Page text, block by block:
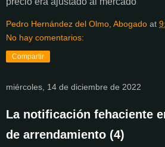
Pedro Hernández del Olmo, Abogado at
No hay comentarios:
Compartir
miércoles, 14 de diciembre de 2022
La notificación fehaciente
de arrendamiento (4)